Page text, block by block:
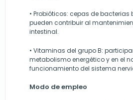
• Probióticos: cepas de
pueden contribuir al
intestinal.
• Vitaminas del grupo B:
metabolismo energético y en el
funcionamiento del sistema
Modo de empleo